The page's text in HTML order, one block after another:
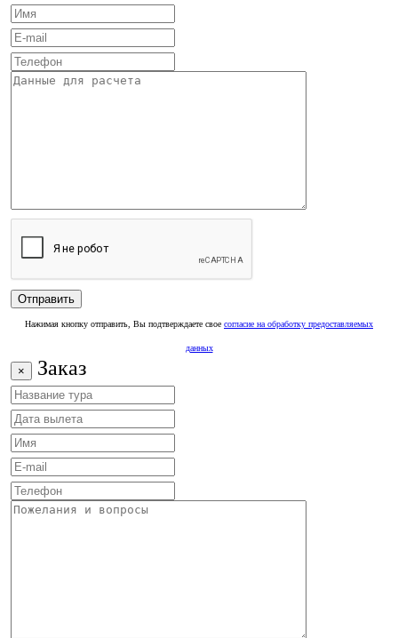
Нажимая кнопку отправить, Вы подтверждаете свое согласие на обработку предоставляемых
данных
× Заказ